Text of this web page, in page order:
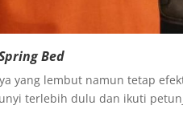
Bed
yang lembut namun tetap
terlebih dulu dan ikuti